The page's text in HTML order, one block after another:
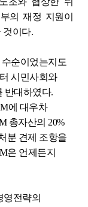
의 재정 지원이
것이다.
순이었는지도
시민사회와
반대하였다.
에 대우차
총자산의 20%
분 견제 조항을
은 언제든지
영전략의